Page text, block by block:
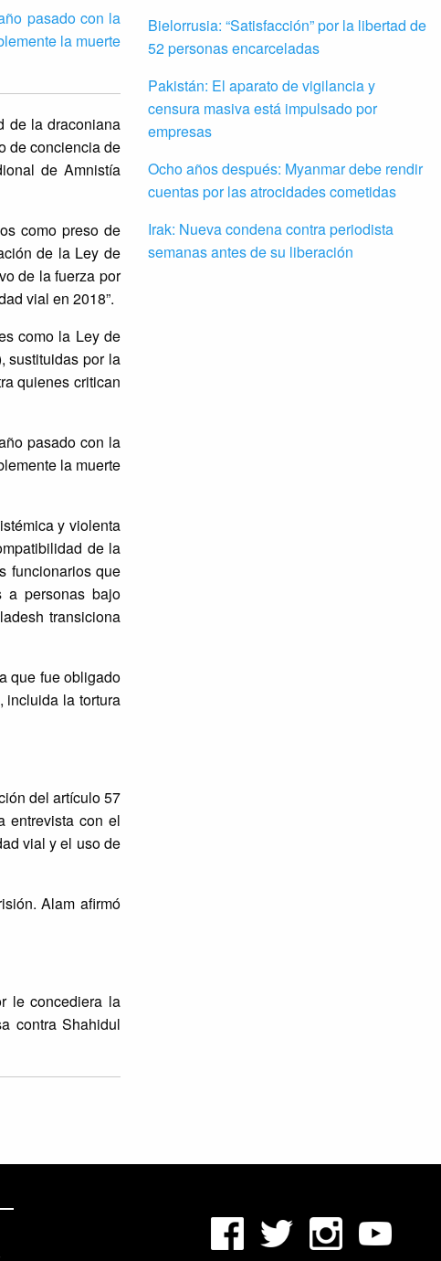
pasado con la
la muerte
de la draconiana
de conciencia de
de Amnistía
como preso de
de la Ley de
de la fuerza por
vial en 2018”.
como la Ley de
sustituidas por la
quienes critican
pasado con la
la muerte
y violenta
de la
funcionarios que
a personas bajo
transiciona
que fue obligado
incluida la tortura
del artículo 57
entrevista con el
vial y el uso de
Alam afirmó
le concediera la
contra Shahidul
Bielorrusia: “Satisfacción” por la libertad de
52 personas encarceladas
Pakistán: El aparato de vigilancia y
censura masiva está impulsado por
empresas
Ocho años después: Myanmar debe rendir
cuentas por las atrocidades cometidas
Irak: Nueva condena contra periodista
semanas antes de su liberación